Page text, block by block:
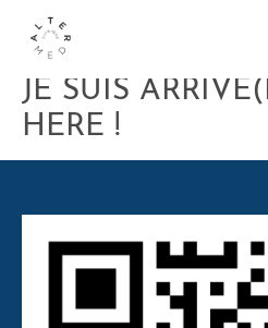
JE SUIS
HERE !